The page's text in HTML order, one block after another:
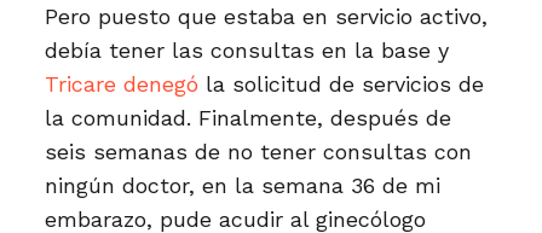
Pero puesto que estaba en servicio activo,
debía tener las consultas en la base y
Tricare denegó la solicitud de servicios de
la comunidad. Finalmente, después de
seis semanas de no tener consultas con
ningún doctor, en la semana 36 de mi
embarazo, pude acudir al ginecólogo